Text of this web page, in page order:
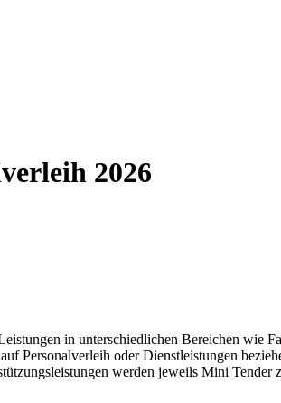
2026
in unterschiedlichen Bereichen wie
Personalverleih oder Dienstleistungen
werden jeweils Mini Tender